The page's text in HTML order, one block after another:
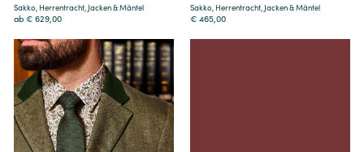
Sakko Herrentracht, Jacken & Mäntel
ab €629,00
Sakko Herrentracht Jacken & Mäntel
€ 465,00